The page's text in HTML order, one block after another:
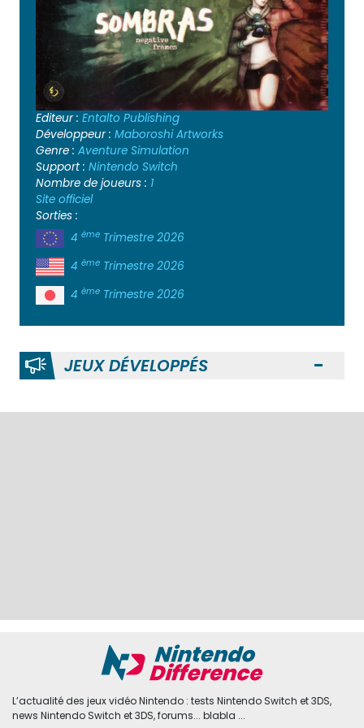
Editeur : Entalto Publishing
Développeur : Maboroshi Artworks
Genre : Aventure Simulation
Support : Nintendo Switch
Nombre de joueurs : 1
Site officiel
Sorties :
4 ème Trimestre 2026
4 ème Trimestre 2026
4 ème Trimestre 2026
JEUX DÉVELOPPÉS
L’actualité des jeux vidéo Nintendo : tests Nintendo Switch et 3DS,
news Nintendo Switch et 3DS, forums... blabla ...